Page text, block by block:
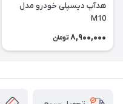
هدآپ دیسپلی خودرو مدل
M10
8,900,000 تومان